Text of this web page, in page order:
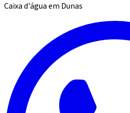
Caixa d'águaem Dunas